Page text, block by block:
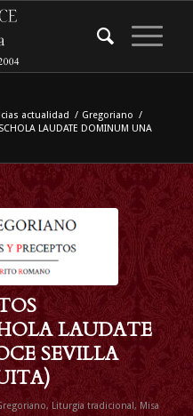
actualidad / Gregoriano /
LAUDATE DOMINUM UNA
LAUDATE
SEVILLA
, Liturgia tradicional, Misa